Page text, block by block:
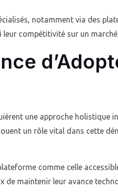
notamment via des
compétitivité sur un
une approche holistique
un rôle vital dans cette
comme celle
de maintenir leur avance